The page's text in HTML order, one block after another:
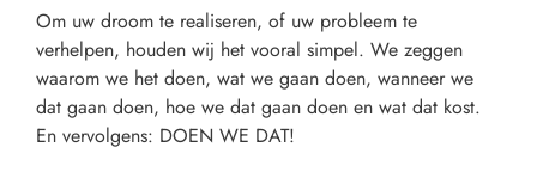
Om uw droom te realiseren, of uw probleem te
verhelpen, houden wij het vooral simpel. We zeggen
waarom we het doen, wat we gaan doen, wanneer we
dat gaan doen, hoe we dat gaan doen en wat dat kost.
En vervolgens: DOEN WE DAT!